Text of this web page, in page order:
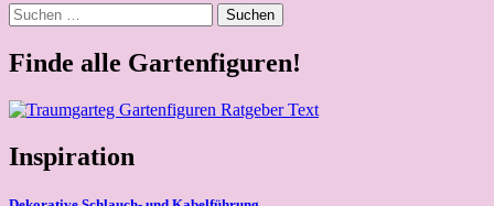
Suchen
nach:
Finde alle Gartenfiguren!
Inspiration